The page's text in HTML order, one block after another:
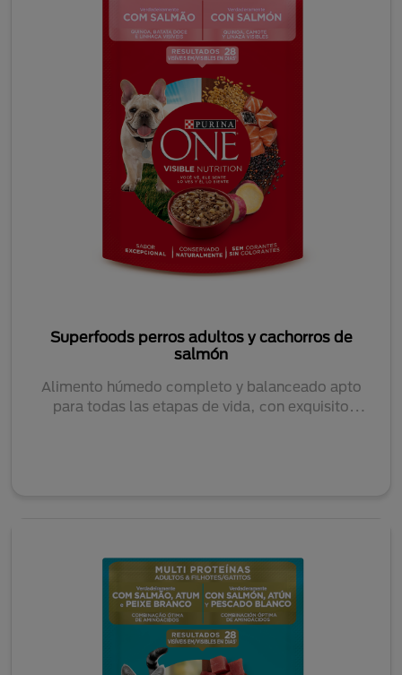
Superfoods perros adultos y cachorros de
salmón
Alimento húmedo completo y balanceado apto
para todas las etapas de vida, con exquisito